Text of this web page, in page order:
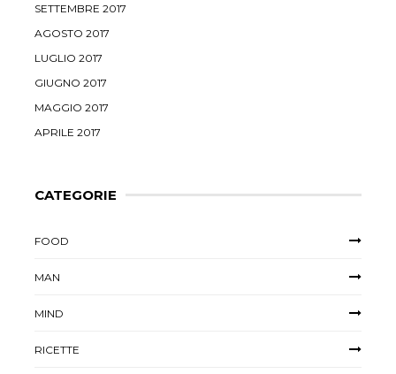
SETTEMBRE 2017
AGOSTO 2017
LUGLIO 2017
GIUGNO 2017
MAGGIO 2017
APRILE 2017
CATEGORIE
FOOD
MAN
MIND
RICETTE